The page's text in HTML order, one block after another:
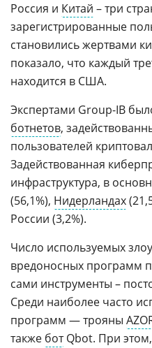
Россия и Китай – три
зарегистрированные
становились жертвами
показало, что каждый
находится в США.
Экспертами Group-IB
ботнетов,
пользователей
Задействованная
инфраструктура, в
(56,1%), Нидерландах
России (3,2%).
Число используемых
вредоносных программ
сами инструменты –
Среди наиболее часто
программ — трояны
также ботQbot. При